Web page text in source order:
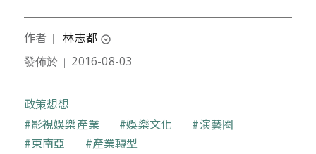
作者 ｜ 林志都 expand_circle_down
譯者與商業外文教育工作者、業餘跨文化研究愛好
個人外語教育與文化討論臉書專頁：
西班牙語教室 La Clase de Español。
發佈於 ｜ 2016-08-03
政策想想
關鍵字
影視娛樂產業 娛樂文化
演藝圈
東南亞
產業轉型